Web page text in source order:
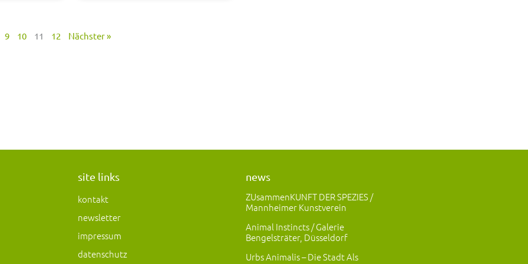
9 10 11 12 Nächster »
site links
kontakt
newsletter
impressum
datenschutz
news
ZUsammenKUNFT DER SPEZIES /
Mannheimer Kunstverein
Animal Instincts / Galerie
Bengelsträter, Düsseldorf
Urbs Animalis – Die Stadt Als